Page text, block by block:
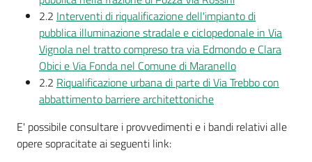
2.2 Interventi di riqualificazione dell'impianto di
pubblica illuminazione stradale e ciclopedonale in Via
Vignola nel tratto compreso tra via Edmondo e Clara
Obici e Via Fonda nel Comune di Maranello
2.2 Riqualificazione urbana di parte di Via Trebbo con
abbattimento barriere architettoniche
E' possibile consultare i provvedimenti e i bandi relativi alle
opere sopracitate ai seguenti link: